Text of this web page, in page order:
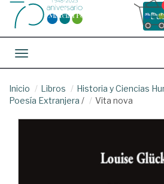
Toggle navigation
Inicio Libros Historia y Ciencias
Poesía Extranjera / Vita nova